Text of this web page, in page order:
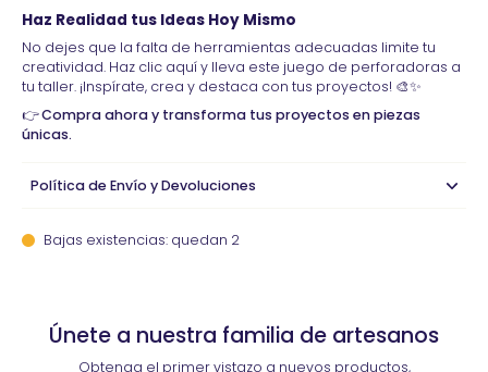
Haz Realidad tus Ideas Hoy Mismo
No dejes que la falta de herramientas adecuadas limite tu
creatividad. Haz clic aquíy lleva este juego de perforadoras a
tu taller. ¡Inspírate, crea y destaca con tus proyectos! 🎨✨
👉 Compra ahora y transforma tus proyectos en piezas
únicas.
Política de Envío y Devoluciones
Bajas existencias: quedan 2
Únete a nuestra familia de artesanos
Obtenga el primer vistazo a nuevos productos,